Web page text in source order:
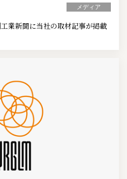
メディア
業新聞に当社の取材記事が掲載